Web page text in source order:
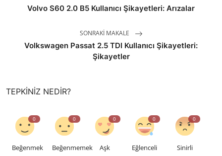
Volvo S60 2.0 B5 Kullanıcı Şikayetleri: Arızalar
SONRAKI MAKALE
Volkswagen Passat 2.5 TDI Kullanıcı Şikayetleri:
Şikayetler
TEPKINIZ NEDIR?
0
Beğenmek
0
Beğenmemek
0
Aşk
0
Eğlenceli
0
Sinirli